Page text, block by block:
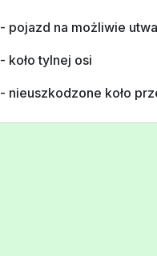
- pojazd na możliwie
- koło tylnej osi
- nieuszkodzone koło